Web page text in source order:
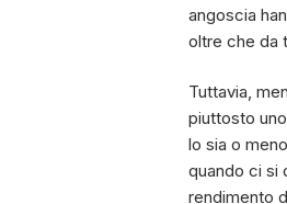
angoscia
oltre che da
Tuttavia,
piuttosto
lo sia o
quando ci si
rendimento